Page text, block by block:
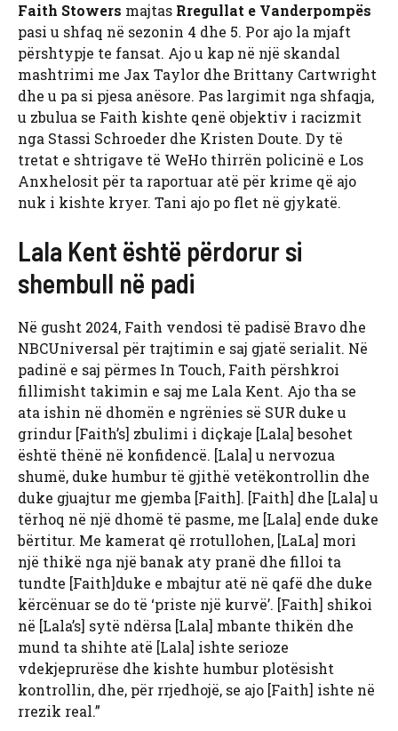
Faith Stowers majtas Rregullat e Vanderpompës
pasi u shfaq në sezonin 4 dhe 5. Por ajo la mjaft
përshtypje te fansat. Ajo u kap në një skandal
mashtrimi me Jax Taylor dhe Brittany Cartwright
dhe u pa si pjesa anësore. Pas largimit nga shfaqja,
u zbulua se Faith kishte qenë objektiv i racizmit
nga Stassi Schroeder dhe Kristen Doute. Dy të
tretat e shtrigave të WeHo thirrën policinë e Los
Anxhelosit për ta raportuar atë për krime që ajo
nuk i kishte kryer. Tani ajo po flet në gjykatë.
Lala Kent është përdorur si
shembull në padi
Në gusht 2024, Faith vendosi të padisë Bravo dhe
NBCUniversal për trajtimin e saj gjatë serialit. Në
padinë e saj përmes In Touch, Faith përshkroi
fillimisht takimin e saj me Lala Kent. Ajo tha se
ata ishin në dhomën e ngrënies së SUR duke u
grindur [Faith’s] zbulimi i diçkaje [Lala] besohet
është thënë në konfidencë. [Lala] u nervozua
shumë, duke humbur të gjithë vetëkontrollin dhe
duke gjuajtur me gjemba [Faith]. [Faith] dhe [Lala] u
tërhoq në një dhomë të pasme, me [Lala] ende duke
bërtitur. Me kamerat që rrotullohen, [LaLa] mori
një thikë nga një banak aty pranë dhe filloi ta
tundte [Faith]duke e mbajtur atë në qafë dhe duke
kërcënuar se do të ‘priste një kurvë’. [Faith] shikoi
në [Lala’s] sytë ndërsa [Lala] mbante thikën dhe
mund ta shihte atë [Lala] ishte serioze
vdekjeprurëse dhe kishte humbur plotësisht
kontrollin, dhe, për rrjedhojë, se ajo [Faith] ishte në
rrezik real.”